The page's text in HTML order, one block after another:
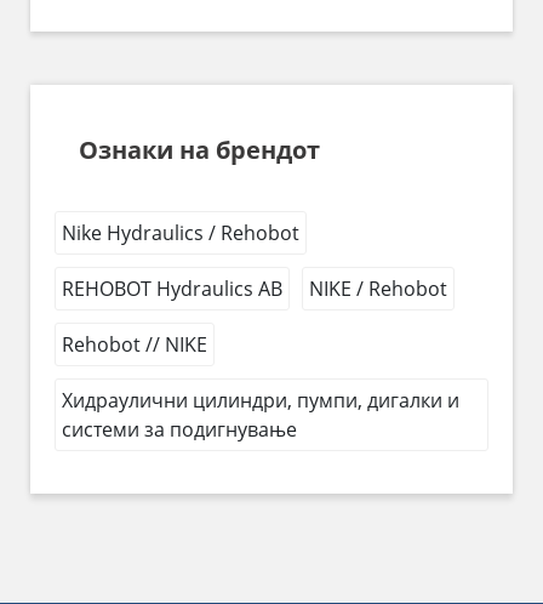
Ознаки на брендот
Nike Hydraulics / Rehobot
REHOBOT Hydraulics AB NIKE / Rehobot
Rehobot // NIKE
Хидраулични цилиндри, пумпи, дигалки и
системи за подигнување